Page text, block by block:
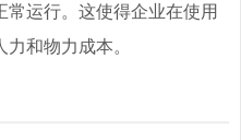
运行。这使得企业在使用
和物力成本。